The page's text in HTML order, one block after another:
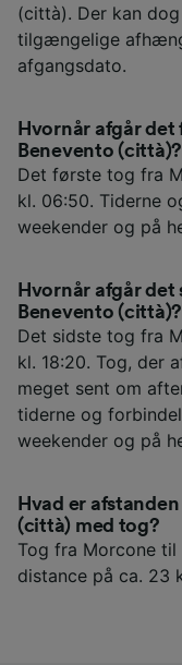
(città). Der kan
tilgængelige
afgangsdato.
Hvornår afgår
Benevento (città)?
Det første tog fra
kl. 06:50. Tiderne
weekender og på
Hvornår afgår det
Benevento (città)?
Det sidste tog fra
kl. 18:20. Tog, der
meget sent om
tiderne og
weekender og på
Hvad er
(città) med tog?
Tog fra Morcone
distance på ca. 23